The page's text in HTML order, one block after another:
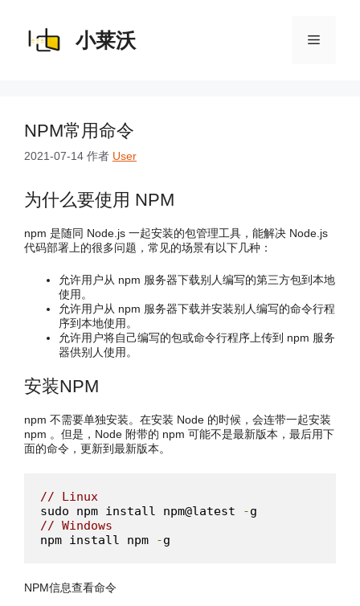
小莱沃 菜
NPM常用命令
2021-07-14 作者 User
为什么要使用 NPM
npm 是随同 Node.js 一起安装的包管理工具，能解决 Node.js
代码部署上的很多问题，常见的场景有以下几种：
允许用户从 npm 服务器下载别人编写的第三方包到本地
使用。
允许用户从 npm 服务器下载并安装别人编写的命令行程
序到本地使用。
允许用户将自己编写的包或命令行程序上传到 npm 服务
器供别人使用。
安装NPM
npm 不需要单独安装。在安装 Node 的时候，会连带一起安装
npm 。但是，Node 附带的 npm 可能不是最新版本，最后用下
面的命令，更新到最新版本。
// Linux
sudo npm install npm@latest
-
// Windows
npm install npm
-g
NPM信息查看命令